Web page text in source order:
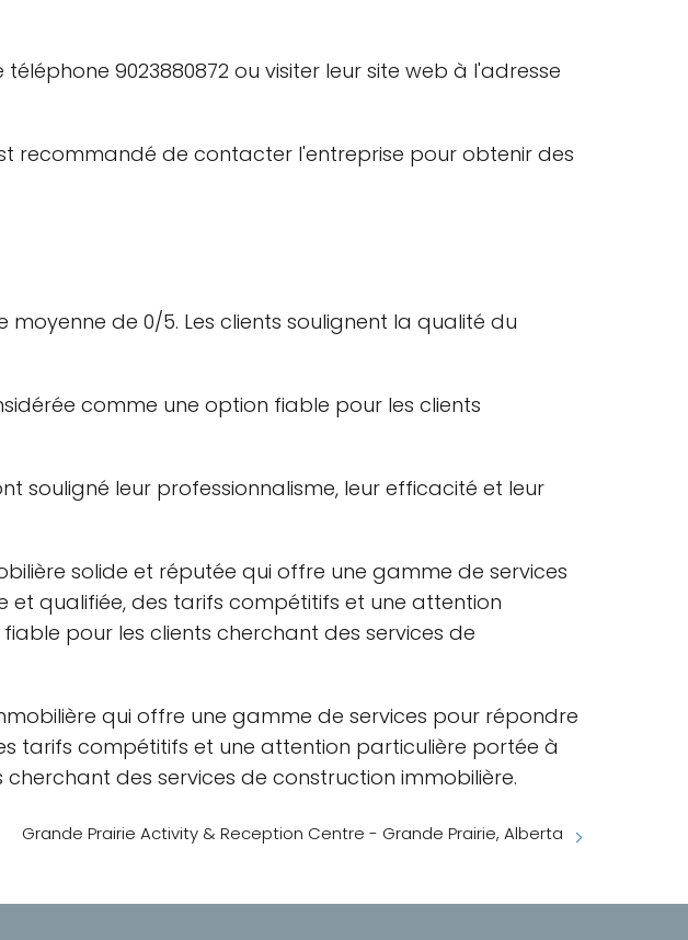
9023880872 ou visiter leur site web à l'adresse
recommandé de contacter l'entreprise pour obtenir des
moyenne de 0/5. Les clients soulignent la qualité du
comme une option fiable pour les clients
souligné leur professionnalisme, leur efficacité et leur
solide et réputée qui offre une gamme de services
et qualifiée, des tarifs compétitifs et une attention
pour les clients cherchant des services de
qui offre une gamme de services pour répondre
tarifs compétitifs et une attention particulière portée à
des services de construction immobilière.
Grande Prairie Activity & Reception Centre - Grande Prairie, Alberta